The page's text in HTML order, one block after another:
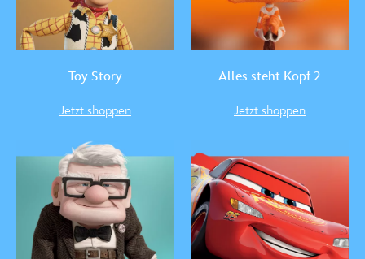
Toy Story
Jetzt shoppen
Alles steht Kopf 2
Jetzt shoppen